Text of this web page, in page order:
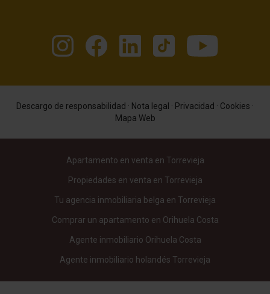
Descargo de responsabilidad · Nota legal · Privacidad · Cookies ·
Mapa Web
Apartamento en venta en Torrevieja
Propiedades en venta en Torrevieja
Tu agencia inmobiliaria belga en Torrevieja
Comprar un apartamento en Orihuela Costa
Agente inmobiliario Orihuela Costa
Agente inmobiliario holandés Torrevieja